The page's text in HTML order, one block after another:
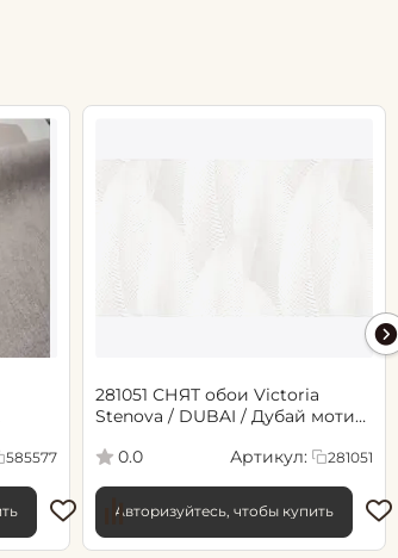
585577
281051 СНЯТ обои Victoria
Stenova / DUBAI / Дубай мотив
0.0
Артикул: 281051
Авторизуйтесь, чтобы купить